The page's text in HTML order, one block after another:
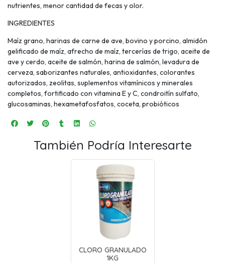
nutrientes, menor cantidad de fecas y olor.
INGREDIENTES
Maíz grano, harinas de carne de ave, bovino y porcino, almidón
gelificado de maíz, afrecho de maíz, tercerías de trigo, aceite de
ave y cerdo, aceite de salmón, harina de salmón, levadura de
cerveza, saborizantes naturales, antioxidantes, colorantes
autorizados, zeolitas, suplementos vitamínicos y minerales
completos, fortificado con vitamina E y C, condroitín sulfato,
glucosaminas, hexametafosfatos, coceta, probióticos
También Podría Interesarte
CLORO GRANULADO
1KG